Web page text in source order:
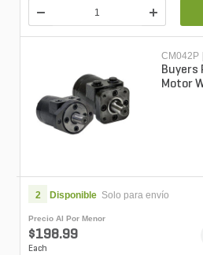
CM042P
Buyers
Motor
2 Disponible Solo para envío
Precio Al Por Menor
$198.99
Each